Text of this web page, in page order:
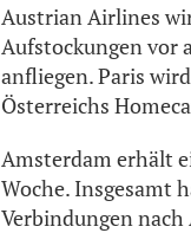
Austrian Airlines
Aufstockungen vor
anfliegen. Paris
Österreichs
Amsterdam erhält
Woche. Insgesamt
Verbindungen